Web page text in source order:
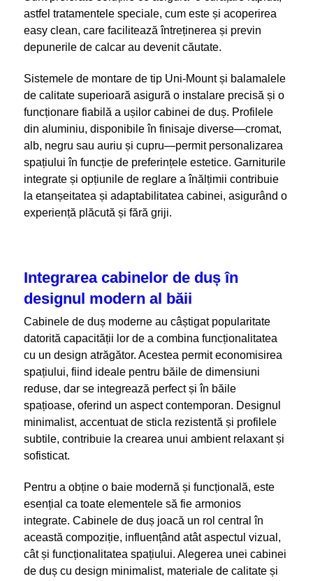
astfel tratamentele speciale, cum este și acoperirea
easy clean, care facilitează întreținerea și previn
depunerile de calcar au devenit căutate.
Sistemele de montare de tip Uni-Mount și balamalele
de calitate superioară asigură o instalare precisă și o
funcționare fiabilă a ușilor cabinei de duș. Profilele
din aluminiu, disponibile în finisaje diverse—cromat,
alb, negru sau auriu și cupru—permit personalizarea
spațiului în funcție de preferințele estetice. Garniturile
integrate și opțiunile de reglare a înălțimii contribuie
la etanșeitatea și adaptabilitatea cabinei, asigurând o
experiență plăcută și fără griji.
Integrarea cabinelor de duș în
designul modern al băii
Cabinele de duș moderne au câștigat popularitate
datorită capacității lor de a combina funcționalitatea
cu un design atrăgător. Acestea permit economisirea
spațiului, fiind ideale pentru băile de dimensiuni
reduse, dar se integrează perfect și în băile
spațioase, oferind un aspect contemporan. Designul
minimalist, accentuat de sticla rezistentă și profilele
subtile, contribuie la crearea unui ambient relaxant și
sofisticat.
Pentru a obține o baie modernă și funcțională, este
esențial ca toate elementele să fie armonios
integrate. Cabinele de duș joacă un rol central în
această compoziție, influențând atât aspectul vizual,
cât și funcționalitatea spațiului. Alegerea unei cabinei
de duș cu design minimalist, materiale de calitate și